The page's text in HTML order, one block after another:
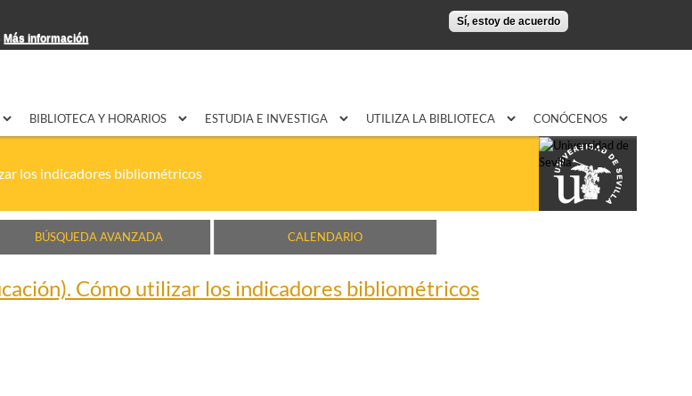
Más información
Sí, estoy de acuerdo
contenido
principal
Contacto
BIBLIOTECA Y HORARIOS ESTUDIA E INVESTIGA UTILIZA LA BIBLIOTECA CONÓCENOS
los indicadores bibliométricos
BÚSQUEDA AVANZADA CALENDARIO
Cómo utilizar los indicadores bibliométricos